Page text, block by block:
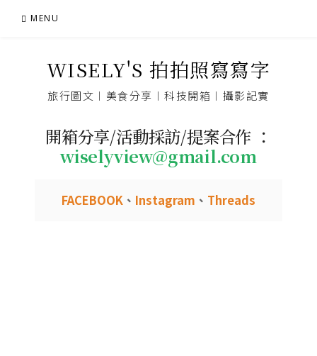
MENU
WISELY'S 拍拍照寫寫字
旅行圖文︱美食分享︱科技開箱︱攝影記實
開箱分享/活動採訪/提案合作 ：
wiselyview@gmail.com
FACEBOOK 、 Instagram 、 Threads